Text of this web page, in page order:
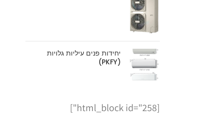
יחידות פנים עיליות גלויות
(PKFY)
[html_block id="258"]